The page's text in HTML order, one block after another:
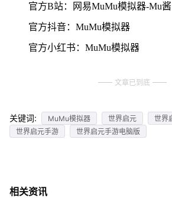
官方B站：网易MuMu模拟器-Mu酱
官方抖音：MuMu模拟器
官方小红书：MuMu模拟器
文章已到底
关键词: MuMu模拟器 世界启元
世界
世界启元手游
世界启元手游电脑版
相关资讯